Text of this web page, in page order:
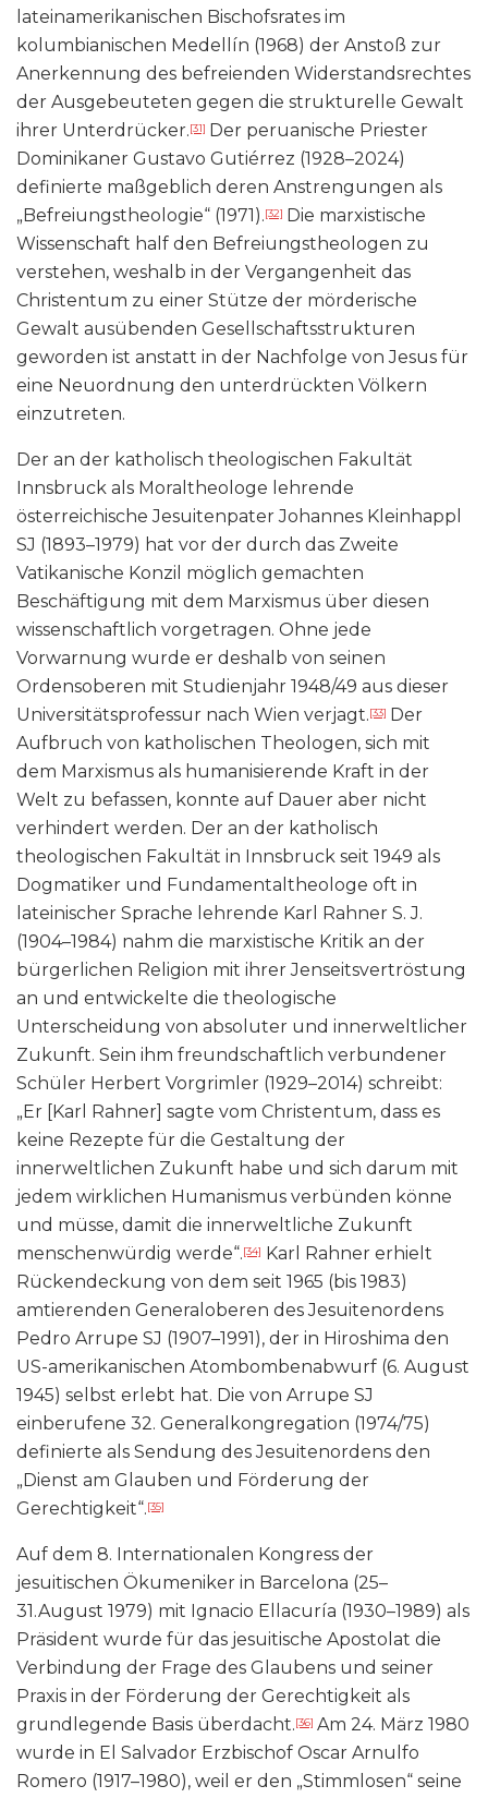
lateinamerikanischen Bischofsrates im
kolumbianischen Medellín (1968) der Anstoß zur
Anerkennung des befreienden Widerstandsrechtes
der Ausgebeuteten gegen die strukturelle Gewalt
ihrer Unterdrücker.[31] Der peruanische Priester
Dominikaner Gustavo Gutiérrez (1928–2024)
definierte maßgeblich deren Anstrengungen als
„Befreiungstheologie“ (1971).[32] Die marxistische
Wissenschaft half den Befreiungstheologen zu
verstehen, weshalb in der Vergangenheit das
Christentum zu einer Stütze der mörderische
Gewalt ausübenden Gesellschaftsstrukturen
geworden ist anstatt in der Nachfolge von Jesus für
eine Neuordnung den unterdrückten Völkern
einzutreten.
Der an der katholisch theologischen Fakultät
Innsbruck als Moraltheologe lehrende
österreichische Jesuitenpater Johannes Kleinhappl
SJ (1893–1979) hat vor der durch das Zweite
Vatikanische Konzil möglich gemachten
Beschäftigung mit dem Marxismus über diesen
wissenschaftlich vorgetragen. Ohne jede
Vorwarnung wurde er deshalb von seinen
Ordensoberen mit Studienjahr 1948/49 aus dieser
Universitätsprofessur nach Wien verjagt.[33] Der
Aufbruch von katholischen Theologen, sich mit
dem Marxismus als humanisierende Kraft in der
Welt zu befassen, konnte auf Dauer aber nicht
verhindert werden. Der an der katholisch
theologischen Fakultät in Innsbruck seit 1949 als
Dogmatiker und Fundamentaltheologe oft in
lateinischer Sprache lehrende Karl Rahner S. J.
(1904–1984) nahm die marxistische Kritik an der
bürgerlichen Religion mit ihrer Jenseitsvertröstung
an und entwickelte die theologische
Unterscheidung von absoluter und innerweltlicher
Zukunft. Sein ihm freundschaftlich verbundener
Schüler Herbert Vorgrimler (1929–2014) schreibt:
„Er [Karl Rahner] sagte vom Christentum, dass es
keine Rezepte für die Gestaltung der
innerweltlichen Zukunft habe und sich darum mit
jedem wirklichen Humanismus verbünden könne
und müsse, damit die innerweltliche Zukunft
menschenwürdig werde“.[34] Karl Rahner erhielt
Rückendeckung von dem seit 1965 (bis 1983)
amtierenden Generaloberen des Jesuitenordens
Pedro Arrupe SJ (1907–1991), der in Hiroshima den
US-amerikanischen Atombombenabwurf (6. August
1945) selbst erlebt hat. Die von Arrupe SJ
einberufene 32. Generalkongregation (1974/75)
definierte als Sendung des Jesuitenordens den
„Dienst am Glauben und Förderung der
Gerechtigkeit“.[35]
Auf dem 8. Internationalen Kongress der
jesuitischen Ökumeniker in Barcelona (25–
31.August 1979) mit Ignacio Ellacuría (1930–1989) als
Präsident wurde für das jesuitische Apostolat die
Verbindung der Frage des Glaubens und seiner
Praxis in der Förderung der Gerechtigkeit als
grundlegende Basis überdacht.[36] Am 24. März 1980
wurde in El Salvador Erzbischof Oscar Arnulfo
Romero (1917–1980), weil er den „Stimmlosen“ seine